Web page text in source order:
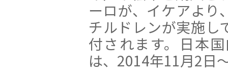
ーロが、イケアより
チルドレンが実施し
付されます。日本
は、2014年11月2日